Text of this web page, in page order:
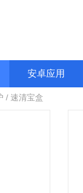
安卓应用
/ 速清宝盒